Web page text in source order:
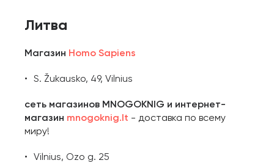
Литва
Магазин Homo Sapiens
S. Žukausko, 49, Vilnius
сеть магазинов MNOGOKNIG и интернет-
магазин mnogoknig.lt - доставка по всему
миру!
Vilnius, Ozo g. 25